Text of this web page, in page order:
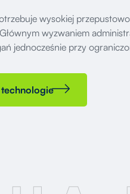
wysokiej
wyzwaniem
jednocześnie przy